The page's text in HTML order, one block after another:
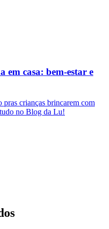
em casa: bem-estar e
crianças brincarem com
no Blog da Lu!